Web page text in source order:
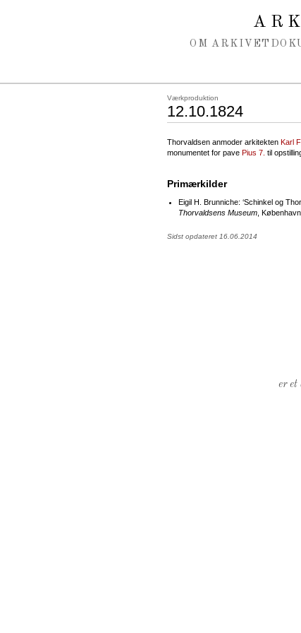
OM ARKIVET
Værkproduktion
12.10.1824
Thorvaldsen anmoder arkitekten Karl
monumentet for pave Pius 7. til
Primærkilder
Eigil H. Brunniche: ‘Schinkel og
Thorvaldsens Museum ,
Sidst opdateret 16.06.2014
er et